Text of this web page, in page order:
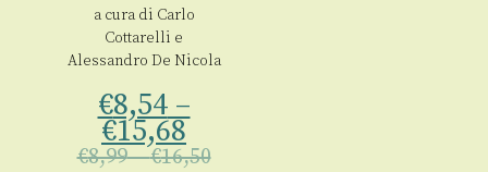
a cura di Carlo
Cottarelli e
Alessandro De Nicola
€8,54–
€15,68
€8,99–€16,50